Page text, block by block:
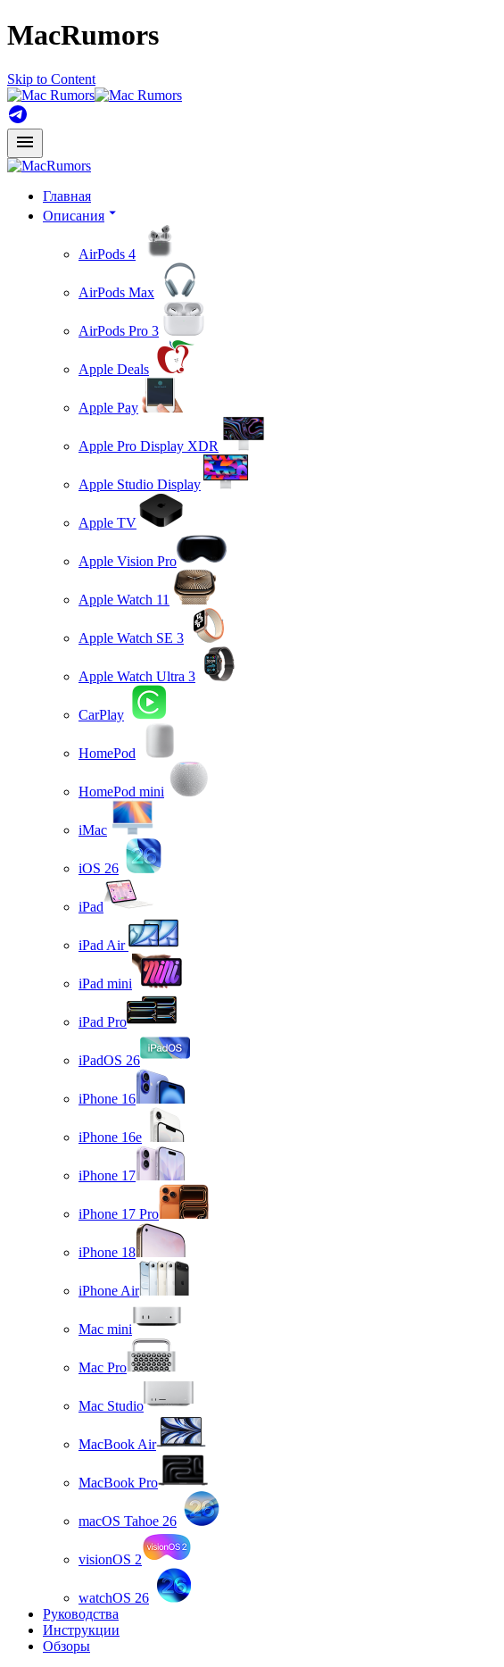
MacRumors
Skip to Content
Главная
Описания
AirPods 4
AirPods Max
AirPods Pro 3
Apple Deals
Apple Pay
Apple Pro Display XDR
Apple Studio Display
Apple TV
Apple Vision Pro
Apple Watch 11
Apple Watch SE 3
Apple Watch Ultra 3
CarPlay
HomePod
HomePod mini
iMac
iOS 26
iPad
iPad Air
iPad mini
iPad Pro
iPadOS 26
iPhone 16
iPhone 16e
iPhone 17
iPhone 17 Pro
iPhone 18
iPhone Air
Mac mini
Mac Pro
Mac Studio
MacBook Air
MacBook Pro
macOS Tahoe 26
visionOS 2
watchOS 26
Руководства
Инструкции
Обзоры